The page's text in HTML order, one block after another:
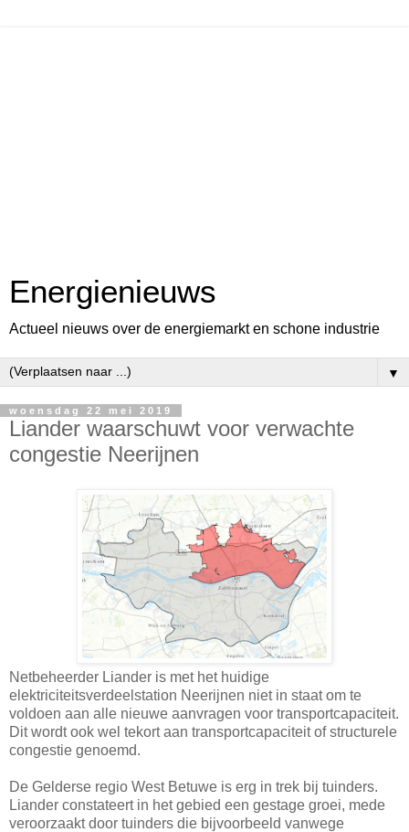
Energienieuws
Actueel nieuws over de energiemarkt en schone industrie
▼
woensdag 22 mei 2019
Liander waarschuwt voor verwachte
congestie Neerijnen
Netbeheerder Liander is met het huidige
elektriciteitsverdeelstation Neerijnen niet in staat om te
voldoen aan alle nieuwe aanvragen voor transportcapaciteit.
Dit wordt ook wel tekort aan transportcapaciteit of structurele
congestie genoemd.
De Gelderse regio West Betuwe is erg in trek bij tuinders.
Liander constateert in het gebied een gestage groei, mede
veroorzaakt door tuinders die bijvoorbeeld vanwege